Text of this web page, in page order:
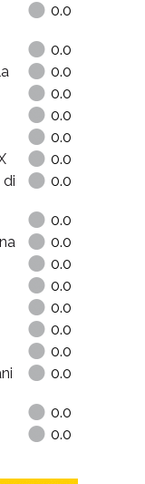
0.0
0.0
0.0
0.0
0.0
0.0
0.0
0.0
0.0
0.0
0.0
0.0
0.0
0.0
0.0
0.0
0.0
0.0